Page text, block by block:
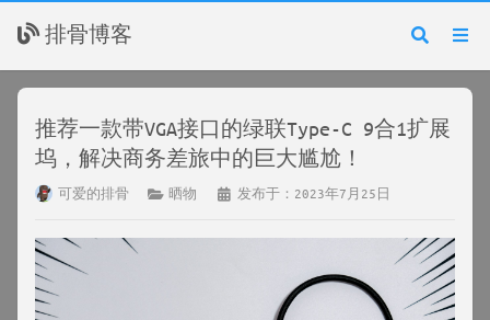
排骨博客
推荐一款带VGA接口的绿联Type-C 9合1扩展
坞，解决商务差旅中的巨大尴尬！
可爱的排骨 晒物 发布于：2023年7月25日